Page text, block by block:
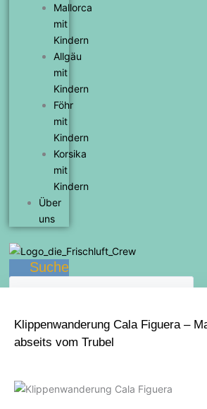
Mallorca
mit
Kindern
Allgäu
mit
Kindern
Föhr
mit
Kindern
Korsika
mit
Kindern
Über
uns
Suche
Klippenwanderung Cala Figuera –
abseits vom Trubel